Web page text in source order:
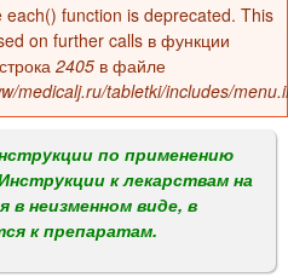
each() function is deprecated. This
on further calls в функции
2405 в файле
medicalj.ru/tabletki/includes/
по применению
к лекарствам на
неизменном виде, в
к препаратам.